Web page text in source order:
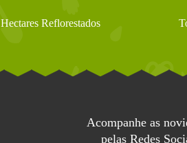
Hectares Reflorestados
Acompanhe as
pelas Redes